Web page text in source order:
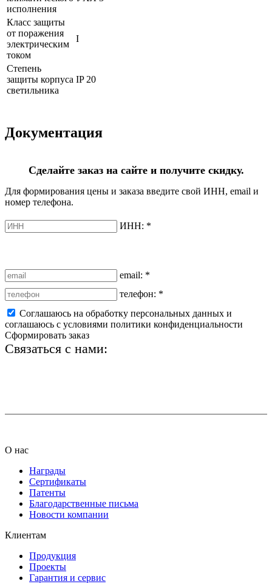
исполнения
Класс защиты
от поражения
электрическим
током
I
Степень
защиты корпуса
светильника
IP 20
Документация
Сделайте заказ на сайте и получите скидку.
Для формирования цены и заказа введите свой ИНН, email и
номер телефона.
ИНН: *
email: *
телефон: *
Соглашаюсь на обработку персональных данных и
соглашаюсь с условиями политики конфиденциальности
Сформировать заказ
Связаться с нами:
О нас
Награды
Сертификаты
Патенты
Благодарственные письма
Новости компании
Клиентам
Продукция
Проекты
Гарантия и сервис